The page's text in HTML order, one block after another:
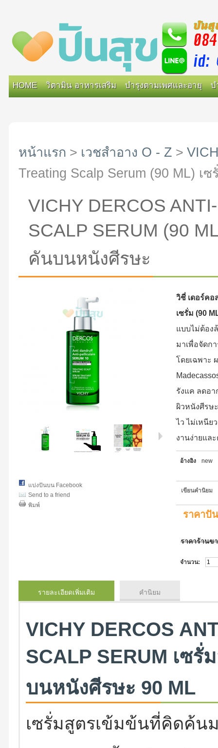
HOME วิตามิน อาหารเสริม บำรุงตามเพศและอายุ บ
หน้าแรก > เวชสำอาง O - Z >
Treating Scalp Serum (90 ML)
VICHY DERCOS
SCALP SERUM (90
คันบนหนังศีรษะ
แบ่งปันบน Facebook
Send to a friend
พิมพ์
วิชี่ เดอร์ค
เซรั่ม (90
แบบไม่ต้อง
มาเพื่อจัดก
โดยเฉพาะ
รังแค ลดอ
ผิวหนังศีรษ
ไว ไม่เหนีย
งานง่ายแล
อ้างอิง new
เขียนคำนิยม
ราคาปั
ราคาร้านข
จำนวน:
รายละเอียดเพิ่มเติม คำนิยม
VICHY DERCOS
SCALP SERUM เซ
บนหนังศีรษะ 90 ML
เซรั่มสูตรเข้มข้นที่คิดค้น